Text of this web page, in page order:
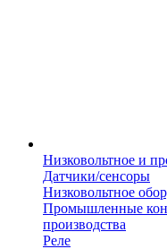
Низковольтное и
Датчики/сенсоры
Низковольтное
Промышленные
производства
Реле